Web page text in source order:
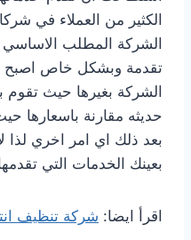
الكثير من العملاء في
الشركة المطلب الاساسي
تقدمة وبشكل خاص اصبح
الشركة بغيرها حيث تقوم
حديثه مقارنة باسعارها
بعد ذلك اي امر اخري لذا
بعينك الخدمات التي
اقرأ ايضا: شركة تنظيف